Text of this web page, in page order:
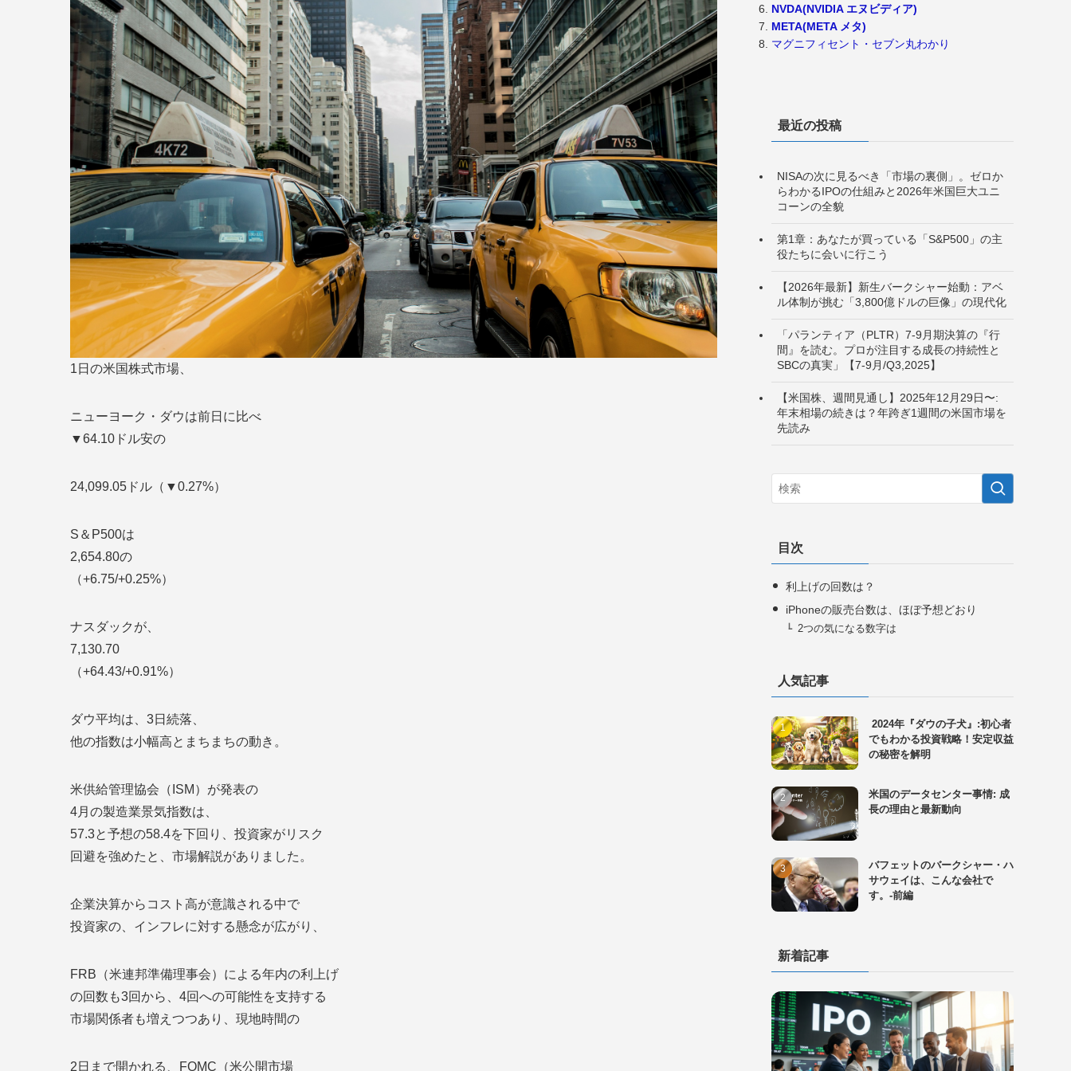
1日の米国株式市場、
ニューヨーク・ダウは前日 に比べ
▼64.10ドル安の
24,099.05ドル（▼0.27%）
S＆P500は
2,654.80の
（+6.75/+0.25%）
ナスダックが、
7,130.70
（+64.43/+0.91%）
ダウ平均は、3日続落、
他の指数は小幅高とまちまちの動き。
米供給管理協会（ISM）が発表の
4月の製造業景気指数は、
57.3と予想の58.4を下回り、投資家がリスク
回避を強めたと、市場解説がありました。
企業決算からコスト高が意識される中で
投資家の、インフレに対する懸念が広がり、
FRB（米連邦準備理事会）による年内の利上げ
の回数も3回から、4回への可能性を支持する
市場関係者も増えつつあり、現地時間の
2日まで開かれる、FOMC（米公開市場
NVDA(NVIDIA エヌビディア)
META(META メタ)
マグニフィセント・セブン丸わかり
最近の投稿
NISAの次に見るべき「市場の裏側」。ゼロか
らわかるIPOの仕組みと2026年米国巨大ユニ
コーンの全貌
第1章：あなたが買っている「S&P500」の主
役たちに会いに行こう
【2026年最新】新生バークシャー始動：アベ
ル体制が挑む「3,800億ドルの巨像」の現代化
「パランティア（PLTR）7-9月期決算の『行
間』を読む。プロが注目する成長の持続性と
SBCの真実」【7-9月/Q3,2025】
【米国株、週間見通し】2025年12月29日〜:
年末相場の続きは？年跨ぎ1週間の米国市場を
先読み
目次
利上げの回数は？
iPhoneの販売台数は、ほぼ予想どおり
2つの気になる数字は
人気記事
2024年『ダウの子犬』:初心者
でもわかる投資戦略！安定収益
の秘密を解明
米国のデータセンター事情: 成
長の理由と最新動向
バフェットのバークシャー・ハ
サウェイは、こんな会社で
す。-前編
新着記事